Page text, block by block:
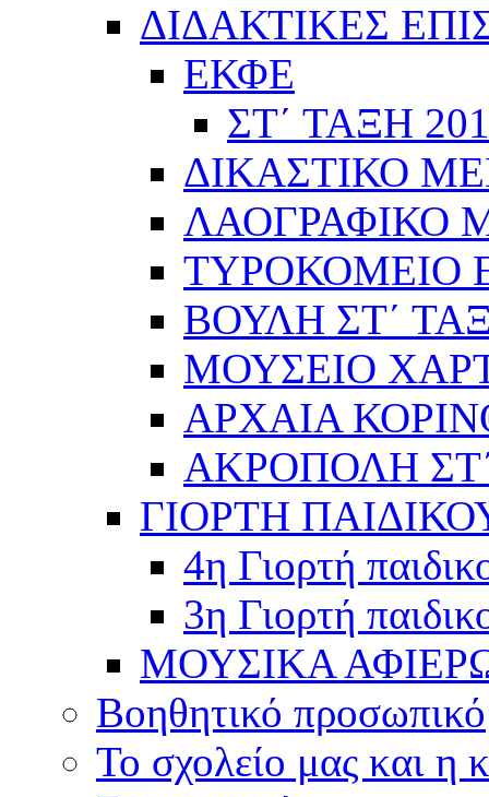
ΔΙΔΑΚΤΙΚΕΣ
ΕΚΦΕ
ΣΤ΄ ΤΑΞΗ
ΔΙΚΑΣΤΙΚΟ
ΛΑΟΓΡΑΦΙΚΟ
ΤΥΡΟΚΟΜΕΙΟ
ΒΟΥΛΗ ΣΤ΄
ΜΟΥΣΕΙΟ
ΑΡΧΑΙΑ
ΑΚΡΟΠΟΛΗ
ΓΙΟΡΤΗ
4η Γιορτή
3η Γιορτή
ΜΟΥΣΙΚΑ
Βοηθητικό προσωπικό
Το σχολείο μας και η